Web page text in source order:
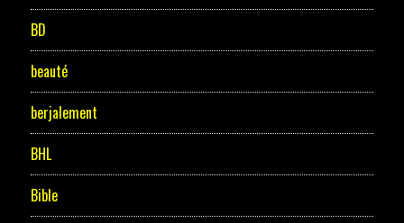
BD
beauté
berjalement
BHL
Bible